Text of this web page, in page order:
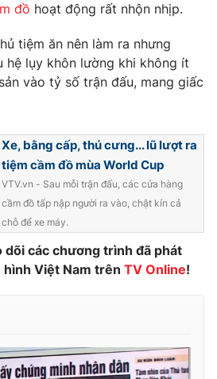
đồ hoạt động rất nhộn nhịp.
tiệm ăn nên làm ra nhưng
hệ lụy khôn lường khi không ít
vào tỷ số trận đấu, mang giấc
Xe, bằng cấp, thú cưng... lũ lượt ra
tiệm cầm đồ mùa World Cup
VTV.vn - Sau mỗi trận đấu, các cửa hàng
cầm đồ tấp nập người ra vào, chật kín cả
chỗ để xe máy.
dõi các chương trình đã phát
Việt Nam trên TV Online!